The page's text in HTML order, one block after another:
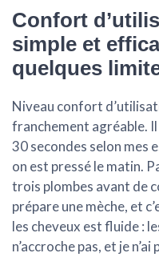
Confort
simple et
quelques
Niveau confort
franchement agréable.
30 secondes selon mes
on est pressé le matin.
trois plombes avant de
prépare une mèche, et
les cheveux est fluide :
n’accroche pas, et je